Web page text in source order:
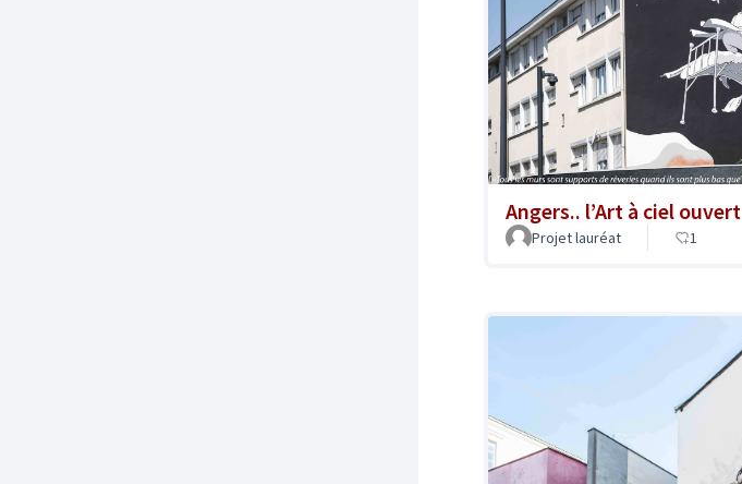
Angers.. l’Art à ciel ouvert
Projet lauréat 1